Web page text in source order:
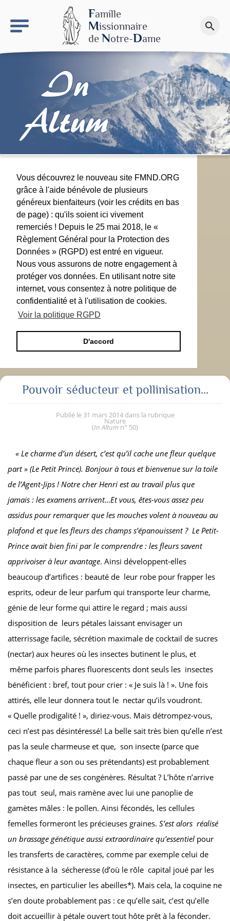
Famille
Missionnaire
de Notre-Dame
search
Faire un don
In
Altum
Vous découvrez le nouveau site FMND.ORG
grâce à l'aide bénévole de plusieurs
généreux bienfaiteurs (voir les crédits en bas
de page) : qu'ils soient ici vivement
remerciés ! Depuis le 25 mai 2018, le «
Règlement Général pour la Protection des
Données » (RGPD) est entré en vigueur.
Nous vous assurons de notre engagement à
protéger vos données. En utilisant notre site
internet, vous consentez à notre politique de
confidentialité et à l'utilisation de cookies.
Voir la politique RGPD
D'accord
Pouvoir séducteur et pollinisation...
Publié le 31 mars 2014 dans la rubrique
Nature
(In Altum n° 50)
« Le charme d’un désert, c’est qu’il cache une fleur quelque
part » (Le Petit Prince). Bonjour à tous et bienvenue sur la toile
de l’Agent-Jips ! Notre cher Henri est au travail plus que
jamais : les examens arrivent…Et vous, êtes-vous assez peu
assidus pour remarquer que les mouches volent à nouveau au
plafond et que les fleurs des champs s’épanouissent ? Le Petit-
Prince avait bien fini par le comprendre : les fleurs savent
apprivoiser à leur avantage. Ainsi développent-elles
beaucoup d’artifices : beauté de leur robe pour frapper les
esprits, odeur de leur parfum qui transporte leur charme,
génie de leur forme qui attire le regard ; mais aussi
disposition de leurs pétales laissant envisager un
atterrissage facile, sécrétion maximale de cocktail de sucres
(nectar) aux heures où les insectes butinent le plus, et
même parfois phares fluorescents dont seuls les insectes
bénéficient : bref, tout pour crier : « Je suis là ! ». Une fois
attirés, elle leur donnera tout le nectar qu’ils voudront.
« Quelle prodigalité ! », diriez-vous. Mais détrompez-vous,
ceci n’est pas désintéressé! La belle sait très bien qu’elle n’est
pas la seule charmeuse et que, son insecte (parce que
chaque fleur a son ou ses prétendants) est probablement
passé par une de ses congénères. Résultat ? L’hôte n’arrive
pas tout seul, mais ramène avec lui une panoplie de
gamètes mâles : le pollen. Ainsi fécondés, les cellules
femelles formeront les précieuses graines. S’est alors réalisé
un brassage génétique aussi extraordinaire qu’essentiel pour
les transferts de caractères, comme par exemple celui de
résistance à la sécheresse (d’où le rôle capital joué par les
insectes, en particulier les abeilles*). Mais cela, la coquine ne
s’en doute probablement pas : ce qu’elle sait, c’est qu’elle
doit accueillir à pétale ouvert tout hôte prêt à la féconder.